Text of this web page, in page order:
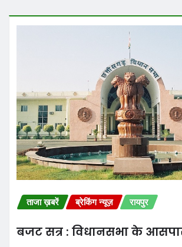
ताजा ख़बरें ब्रेकिंग न्यूज़ रायपुर
बजट सत्र : विधानसभा के